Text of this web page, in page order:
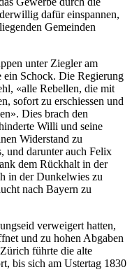
dafür einspannen,
Gemeinden
unter Ziegler am
Schock. Die Regierung
«alle Rebellen, die mit
sofort zu erschiessen und
Dies brach den
Willi und seine
Widerstand zu
und darunter auch Felix
dem Rückhalt in der
in der Dunkelwies zu
nach Bayern zu
verweigert hatten,
und zu hohen Abgaben
führte die alte
bis sich am Ustertag 1830